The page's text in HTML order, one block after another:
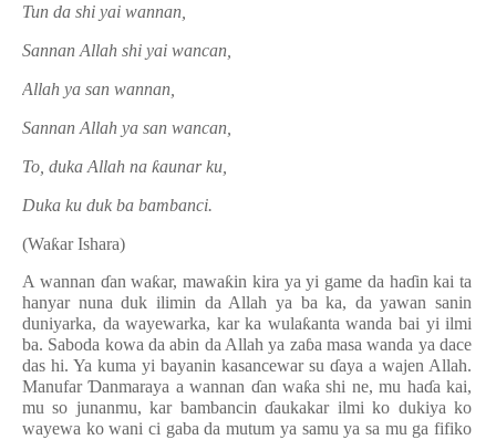
Tun da shi yai wannan,
Sannan Allah shi yai wancan,
Allah ya san wannan,
Sannan Allah ya san wancan,
To, duka Allah na ƙaunar ku,
Duka ku duk ba bambanci.
(Waƙar Ishara)
A wannan ɗan waƙar, mawaƙin kira ya yi game da haɗin kai ta
hanyar nuna duk ilimin da Allah ya ba ka, da yawan sanin
duniyarka, da wayewarka, kar ka wulaƙanta wanda bai yi ilmi
ba. Saboda kowa da abin da Allah ya zaɓa masa wanda ya dace
das hi. Ya kuma yi bayanin kasancewar suɗaya a wajen Allah.
ManufarƊanmaraya a wannan ɗan waƙa shi ne, mu haɗa kai,
mu so junanmu, kar bambancinɗaukakar ilmi ko dukiya ko
wayewa ko wani ci gaba da mutum ya samu ya sa mu ga fifiko